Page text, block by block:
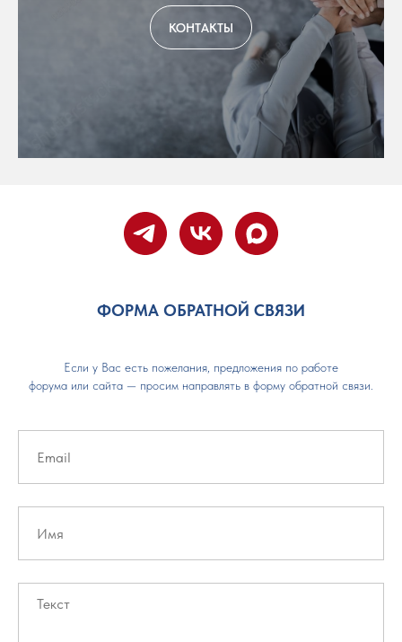
КОНТАКТЫ
ФОРМА ОБРАТНОЙ СВЯЗИ
Если у Вас есть пожелания, предложения по работе
форума или сайта — просим направлять в форму обратной связи.